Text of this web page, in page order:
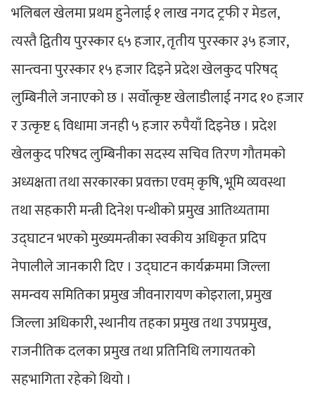
भलिबल खेलमा प्रथम हुनेलाई १ लाख नगद ट्रफी र मेडल,
त्यस्तै द्वितीय पुरस्कार ६५ हजार, तृतीय पुरस्कार ३५ हजार,
सान्त्वना पुरस्कार १५ हजार दिइने प्रदेश खेलकुद परिषद्
लुम्बिनीले जनाएको छ । सर्वोत्कृष्ट खेलाडीलाई नगद १० हजार
र उत्कृष्ट ६ विधामा जनही ५ हजार रुपैयाँ दिइनेछ । प्रदेश
खेलकुद परिषद लुम्बिनीका सदस्य सचिव तिरण गौतमको
अध्यक्षता तथा सरकारका प्रवक्ता एवम् कृषि, भूमि व्यवस्था
तथा सहकारी मन्त्री दिनेश पन्थीको प्रमुख आतिथ्यतामा
उद्घाटन भएको मुख्यमन्त्रीका स्वकीय अधिकृत प्रदिप
नेपालीले जानकारी दिए । उद्घाटन कार्यक्रममा जिल्ला
समन्वय समितिका प्रमुख जीवनारायण कोइराला, प्रमुख
जिल्ला अधिकारी, स्थानीय तहका प्रमुख तथा उपप्रमुख,
राजनीतिक दलका प्रमुख तथा प्रतिनिधि लगायतको
सहभागिता रहेको थियो ।